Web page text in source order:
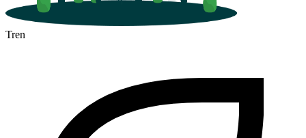
Tren